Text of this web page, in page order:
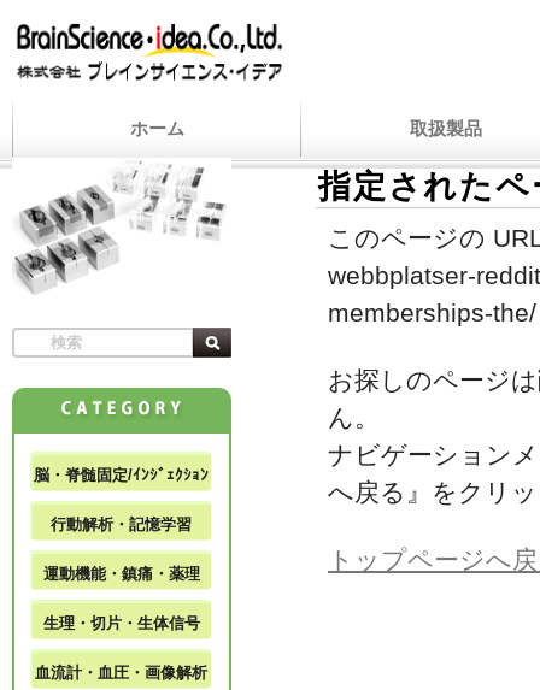
ホーム 取扱製品
指定された
このページの
webbplatser-
memberships-the/
お探しのページ
ん。
ナビゲーション
へ戻る』をクリ
トップページへ
脳・脊髄固定/ｲﾝｼﾞｪｸｼｮﾝ
行動解析・記憶学習
運動機能・鎮痛・薬理
生理・切片・生体信号
血流計・血圧・画像解析